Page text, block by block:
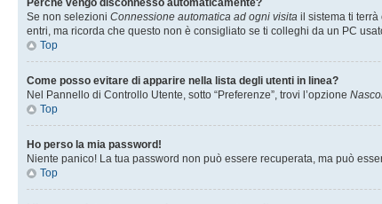
Perché vengo disconnesso automaticamente?
Se non selezioni Connessione automatica ad ogni visita il sistema ti
entri, ma ricorda che questo non è consigliato se ti colleghi da un PC
Top
Come posso evitare di apparire nella lista degli utenti in linea?
Nel Pannello di Controllo Utente, sotto “Preferenze”, trovi l’opzione
Top
Ho perso la mia password!
Niente panico! La tua password non può essere recuperata, ma può
Top